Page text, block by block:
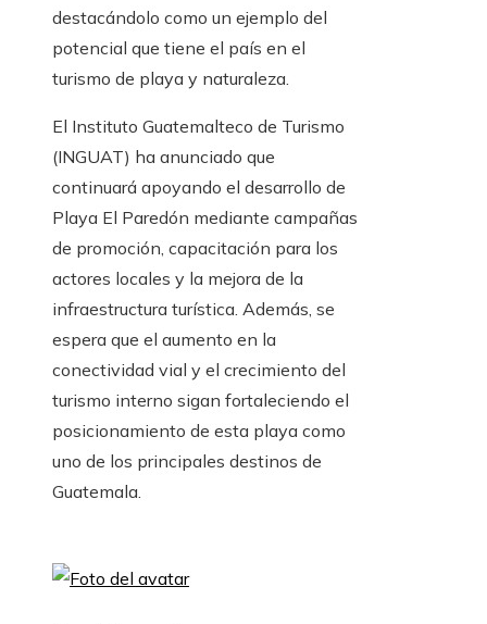
destacándolo como un ejemplo del
potencial que tiene el país en el
turismo de playa y naturaleza.
El Instituto Guatemalteco de Turismo
(INGUAT) ha anunciado que
continuará apoyando el desarrollo de
Playa El Paredón mediante campañas
de promoción, capacitación para los
actores locales y la mejora de la
infraestructura turística. Además, se
espera que el aumento en la
conectividad vial y el crecimiento del
turismo interno sigan fortaleciendo el
posicionamiento de esta playa como
uno de los principales destinos de
Guatemala.